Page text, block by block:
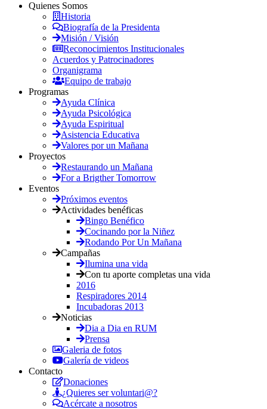
Quienes Somos
Historia
Biografía de la Presidenta
Misión / Visión
Reconocimientos Institucionales
Acuerdos y Patrocinadores
Organigrama
Equipo de trabajo
Programas
Ayuda Clínica
Ayuda Psicológica
Ayuda Espiritual
Asistencia Educativa
Valores por un Mañana
Proyectos
Restaurando un Mañana
For a Brigther Tomorrow
Eventos
Próximos eventos
Actividades benéficas
Bingo Benéfico
Cocinando por la Niñez
Rodando Por Un Mañana
Campañas
Ilumina una vida
Con tu aporte completas una vida
2016
Respiradores 2014
Incubadoras 2013
Noticias
Dia a Dia en RUM
Prensa
Galeria de fotos
Galería de videos
Contacto
Donaciones
¿Quieres ser voluntari@?
Acércate a nosotros